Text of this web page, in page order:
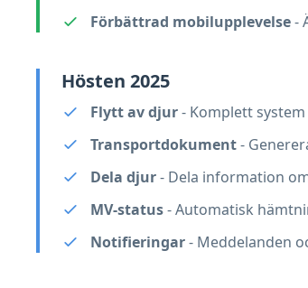
Förbättrad mobilupplevelse-
Hösten 2025
Flytt av djur- Komplett
Transportdokument-
Dela djur- Dela information
MV-status- Automatisk
Notifieringar- Meddelanden